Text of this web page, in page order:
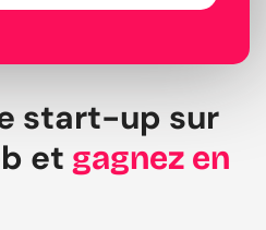
start-up sur
et gagnez en